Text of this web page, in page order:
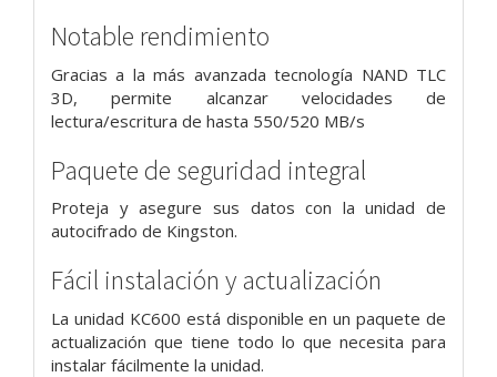
Notable rendimiento
Gracias a la más avanzada tecnología NAND TLC
3D, permite alcanzar velocidades de
lectura/escritura de hasta 550/520 MB/s
Paquete de seguridad integral
Proteja y asegure sus datos con la unidad de
autocifrado de Kingston.
Fácil instalación y actualización
La unidad KC600 está disponible en un paquete de
actualización que tiene todo lo que necesita para
instalar fácilmente la unidad.